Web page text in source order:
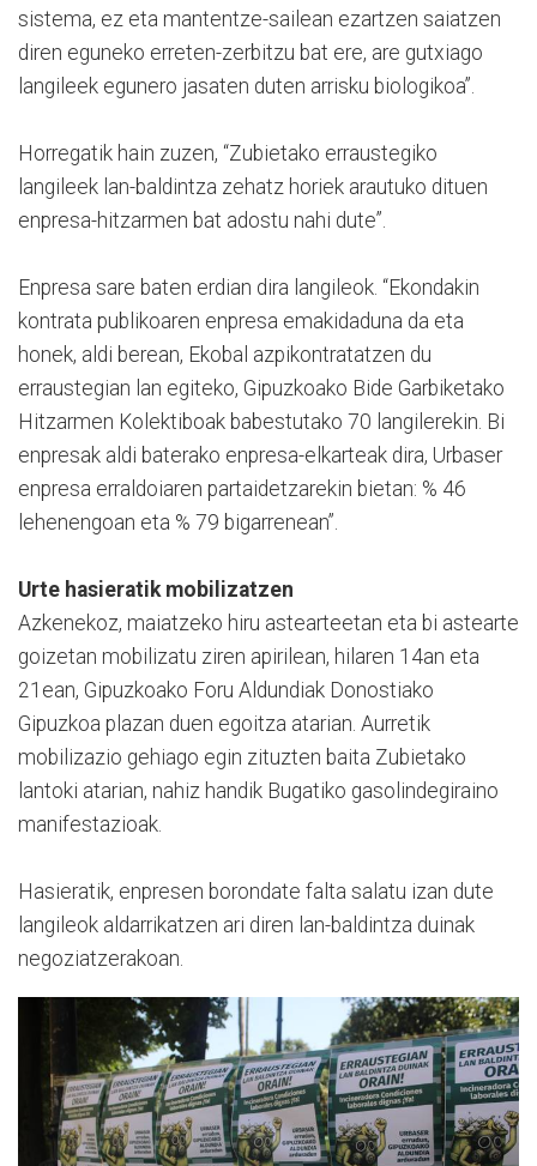
sistema, ez eta mantentze-sailean ezartzen saiatzen
diren eguneko erreten-zerbitzu bat ere, are gutxiago
langileek egunero jasaten duten arrisku biologikoa”.
Horregatik hain zuzen, “Zubietako erraustegiko
langileek lan-baldintza zehatz horiek arautuko dituen
enpresa-hitzarmen bat adostu nahi dute”.
Enpresa sare baten erdian dira langileok. “Ekondakin
kontrata publikoaren enpresa emakidaduna da eta
honek, aldi berean, Ekobal azpikontratatzen du
erraustegian lan egiteko, Gipuzkoako Bide Garbiketako
Hitzarmen Kolektiboak babestutako 70 langilerekin. Bi
enpresak aldi baterako enpresa-elkarteak dira, Urbaser
enpresa erraldoiaren partaidetzarekin bietan: % 46
lehenengoan eta % 79 bigarrenean”.
Urte hasieratik mobilizatzen
Azkenekoz, maiatzeko hiru astearteetan eta bi astearte
goizetan mobilizatu ziren apirilean, hilaren 14an eta
21ean, Gipuzkoako Foru Aldundiak Donostiako
Gipuzkoa plazan duen egoitza atarian. Aurretik
mobilizazio gehiago egin zituzten baita Zubietako
lantoki atarian, nahiz handik Bugatiko gasolindegiraino
manifestazioak.
Hasieratik, enpresen borondate falta salatu izan dute
langileok aldarrikatzen ari diren lan-baldintza duinak
negoziatzerakoan.